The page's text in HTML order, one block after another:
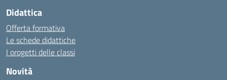
Didattica
Offerta formativa
Le schede didattiche
I progetti delle classi
Novità